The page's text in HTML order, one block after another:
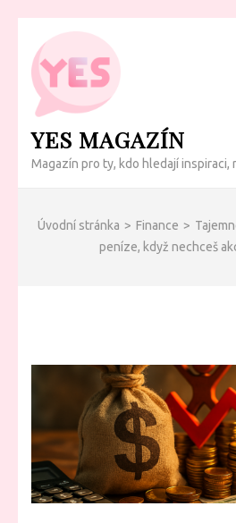
Přeskočit
obsah
(Enter)
YES MAGAZÍN
Magazín pro ty, kdo hledají inspiraci,
Úvodní stránka > Finance >
peníze, když nechceš